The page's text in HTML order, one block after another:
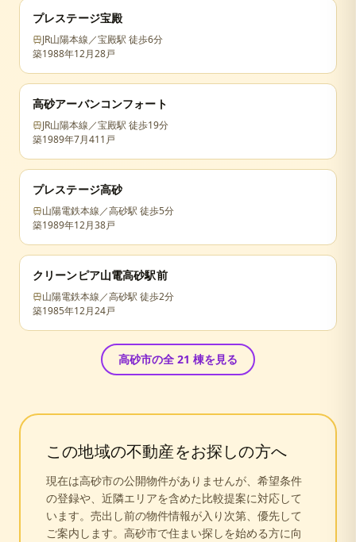
プレステージ宝殿
JR山陽本線／宝殿駅 徒歩6分
築1988年12月28戸
高砂アーバンコンフォート
JR山陽本線／宝殿駅 徒歩19分
築1989年7月411戸
プレステージ高砂
山陽電鉄本線／高砂駅 徒歩5分
築1989年12月38戸
クリーンピア山電高砂駅前
山陽電鉄本線／高砂駅 徒歩2分
築1985年12月24戸
高砂市の全 21 棟を見る
この地域の不動産をお探しの方へ
現在は高砂市の公開物件がありませんが、希望条件
の登録や、近隣エリアを含めた比較提案に対応して
います。売出し前の物件情報が入り次第、優先して
ご案内します。 高砂市で住まい探しを始める方に向